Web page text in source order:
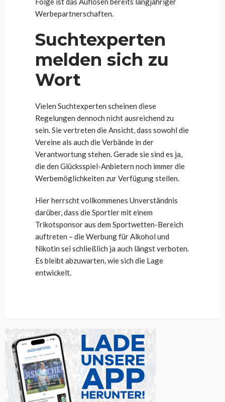
Werbepartnerschaften.
Suchtexperten
melden sich zu
Wort
Vielen Suchtexperten scheinen diese
Regelungen dennoch nicht ausreichend zu
sein. Sie vertreten die Ansicht, dass sowohl die
Vereine als auch die Verbände in der
Verantwortung stehen. Gerade sie sind es ja,
die den Glücksspiel-Anbietern noch immer die
Werbemöglichkeiten zur Verfügung stellen.
Hier herrscht vollkommenes Unverständnis
darüber, dass die Sportler mit einem
Trikotsponsor aus dem Sportwetten-Bereich
auftreten – die Werbung für Alkohol und
Nikotin sei schließlich ja auch längst verboten.
Es bleibt abzuwarten, wie sich die Lage
entwickelt.